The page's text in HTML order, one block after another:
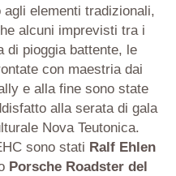
elementi tradizionali,
alcuni imprevisti tra i
di pioggia battente, le
con maestria dai
e alla fine sono state
alla serata di gala
Nova Teutonica.
sono stati Ralf Ehlen
Porsche Roadster del